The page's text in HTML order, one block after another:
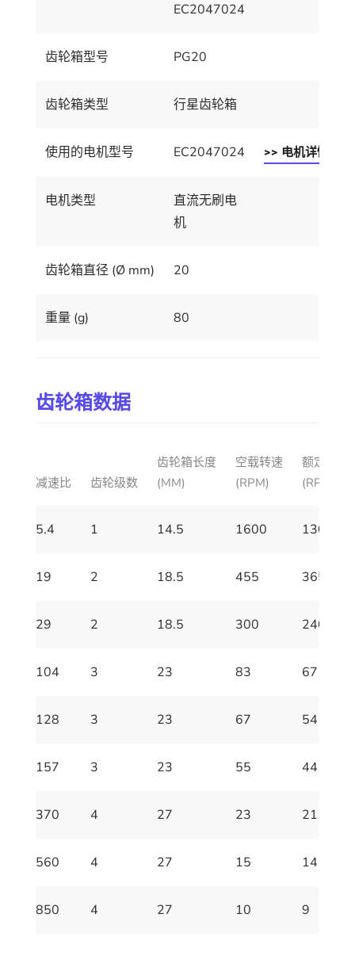
EC2047024
齿轮箱型号 PG20
齿轮箱类型 行星齿轮箱
使用的电机型号 EC2047024 >> 电机详情
电机类型
直流无刷电
机
齿轮箱直径 (Ø mm) 20
重量 (g) 80
齿轮箱数据
减速比 齿轮级数
齿轮箱长度
(MM)
空载转速
(RPM)
额定转速
(RPM)
5.4 1 14.5 1600 1300
19 2 18.5 455 365
29 2 18.5 300 240
104 3 23 83 67
128 3 23 67 54
157 3 23 55 44
370 4 27 23 21
560 4 27 15 14
850 4 27 10 9